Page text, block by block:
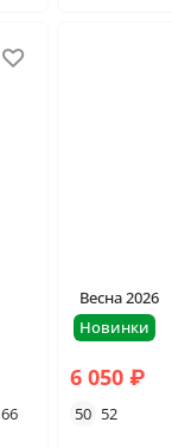
66
Весна 2026
Новинки
6 050 ₽
50 52